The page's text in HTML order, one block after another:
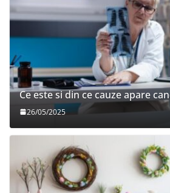
Ce este si din ce cauze apare
26/05/2025